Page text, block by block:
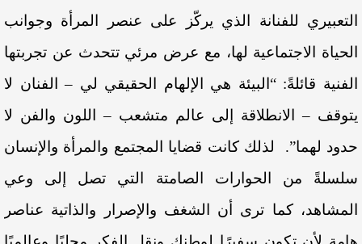
التعبيري للفنانة الذي يركّز على عنصر المرأة وجوانب
الحياة الاجتماعية لها، مع عرض مرئي تتحدث عن تجربتها
الفنية قائلةً: “البيئة هي الإلهام الحقيقي لي – الفنان لا
يتوقف – الانطلاقة إلى عالم متشعب – اللون والفن لا
حدود لهما”. لذلك كانت قضايا المجتمع والمرأة والإنسان
سلسلةً من الحوارات الصامتة التي تصل إلى وعي
المشاهد، كما ترى أن الشغف والإصرار والذاتية عناصر